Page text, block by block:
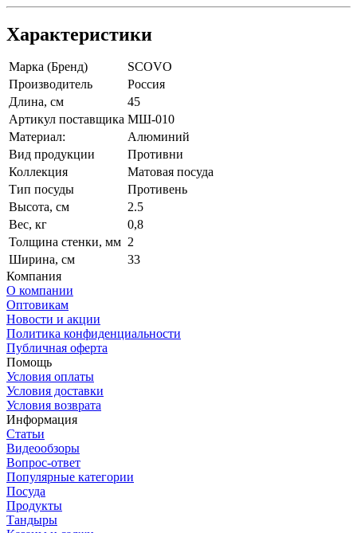
Характеристики
Марка (Бренд)
SCOVO
Производитель
Россия
Длина, см
45
Артикул поставщика МШ-010
Материал:
Алюминий
Вид продукции
Противни
Коллекция
Матовая посуда
Тип посуды
Противень
Высота, см
2.5
Вес, кг
0,8
Толщина стенки, мм 2
Ширина, см
33
Компания
О компании
Оптовикам
Новости и акции
Политика конфиденциальности
Публичная оферта
Помощь
Условия оплаты
Условия доставки
Условия возврата
Информация
Статьи
Видеообзоры
Вопрос-ответ
Популярные категории
Посуда
Продукты
Тандыры